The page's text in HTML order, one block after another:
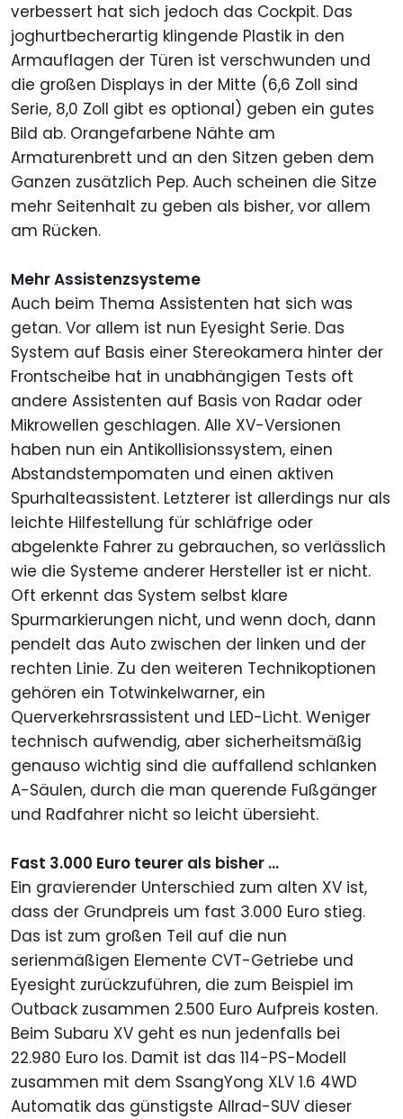
verbessert hat sich jedoch das Cockpit. Das
joghurtbecherartig klingende Plastik in den
Armauflagen der Türen ist verschwunden und
die großen Displays in der Mitte (6,6 Zoll sind
Serie, 8,0 Zoll gibt es optional) geben ein gutes
Bild ab. Orangefarbene Nähte am
Armaturenbrett und an den Sitzen geben dem
Ganzen zusätzlich Pep. Auch scheinen die Sitze
mehr Seitenhalt zu geben als bisher, vor allem
am Rücken.
Mehr Assistenzsysteme
Auch beim Thema Assistenten hat sich was
getan. Vor allem ist nun Eyesight Serie. Das
System auf Basis einer Stereokamera hinter der
Frontscheibe hat in unabhängigen Tests oft
andere Assistenten auf Basis von Radar oder
Mikrowellen geschlagen. Alle XV-Versionen
haben nun ein Antikollisionssystem, einen
Abstandstempomaten und einen aktiven
Spurhalteassistent. Letzterer ist allerdings nur als
leichte Hilfestellung für schläfrige oder
abgelenkte Fahrer zu gebrauchen, so verlässlich
wie die Systeme anderer Hersteller ist er nicht.
Oft erkennt das System selbst klare
Spurmarkierungen nicht, und wenn doch, dann
pendelt das Auto zwischen der linken und der
rechten Linie. Zu den weiteren Technikoptionen
gehören ein Totwinkelwarner, ein
Querverkehrsrassistent und LED-Licht. Weniger
technisch aufwendig, aber sicherheitsmäßig
genauso wichtig sind die auffallend schlanken
A-Säulen, durch die man querende Fußgänger
und Radfahrer nicht so leicht übersieht.
Fast 3.000 Euro teurer als bisher ...
Ein gravierender Unterschied zum alten XV ist,
dass der Grundpreis um fast 3.000 Euro stieg.
Das ist zum großen Teil auf die nun
serienmäßigen Elemente CVT-Getriebe und
Eyesight zurückzuführen, die zum Beispiel im
Outback zusammen 2.500 Euro Aufpreis kosten.
Beim Subaru XV geht es nun jedenfalls bei
22.980 Euro los. Damit ist das 114-PS-Modell
zusammen mit dem SsangYong XLV 1.6 4WD
Automatik das günstigste Allrad-SUV dieser